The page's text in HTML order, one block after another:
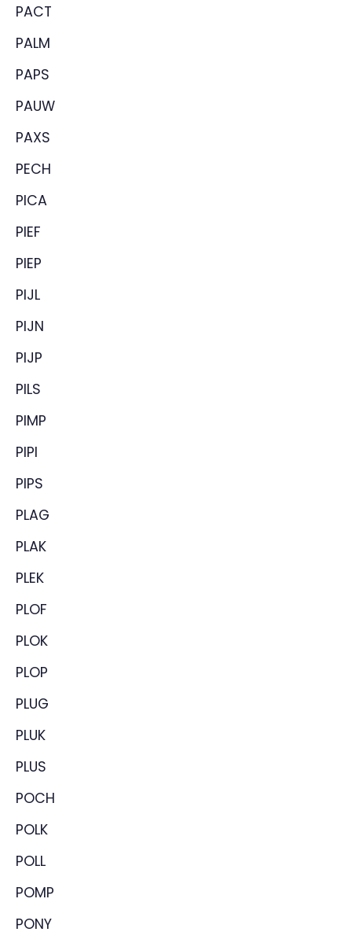
PACT
PALM
PAPS
PAUW
PAXS
PECH
PICA
PIEF
PIEP
PIJL
PIJN
PIJP
PILS
PIMP
PIPI
PIPS
PLAG
PLAK
PLEK
PLOF
PLOK
PLOP
PLUG
PLUK
PLUS
POCH
POLK
POLL
POMP
PONY